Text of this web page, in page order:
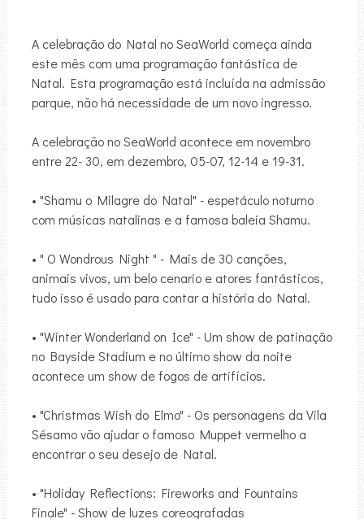
A celebração do Natal no SeaWorld começa ainda
este mês com uma programação fantástica de
Natal. Esta programação está incluída na admissão
parque, não há necessidade de um novo ingresso.
A celebração no SeaWorld acontece em novembro
entre 22- 30, em dezembro, 05-07, 12-14 e 19-31.
• "Shamu o Milagre do Natal" - espetáculo noturno
com músicas natalinas e a famosa baleia Shamu.
• " O Wondrous Night " - Mais de 30 canções,
animais vivos, um belo cenario e atores fantásticos,
tudo isso é usado para contar a história do Natal.
• "Winter Wonderland on Ice" - Um show de patinação
no Bayside Stadium e no último show da noite
acontece um show de fogos de artifícios.
• "Christmas Wish do Elmo" - Os personagens da Vila
Sésamo vão ajudar o famoso Muppet vermelho a
encontrar o seu desejo de Natal.
• "Holiday Reflections: Fireworks and Fountains
Finale" - Show de luzes coreografadas